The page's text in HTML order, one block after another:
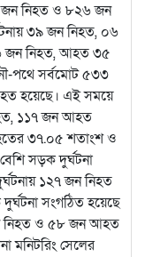
জন নিহত ও ৮২৬ জন
৩৯ জন নিহত, ০৬
জন নিহত, আহত ৩৫
পথে সর্বমোট ৫৩৩
হয়েছে। এই সময়ে
১১৭ জন আহত
৩৭.০৫ শতাংশ ও
সড়ক দুর্ঘটনা
১২৭ জন নিহত
সংগঠিত হয়েছে
নিহত ও ৫৮ জন আহত
মনিটরিং সেলের